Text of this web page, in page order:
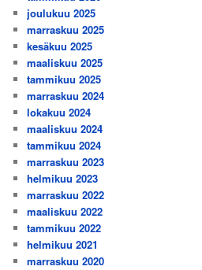
joulukuu 2025
marraskuu 2025
kesäkuu 2025
maaliskuu 2025
tammikuu 2025
marraskuu 2024
lokakuu 2024
maaliskuu 2024
tammikuu 2024
marraskuu 2023
helmikuu 2023
marraskuu 2022
maaliskuu 2022
tammikuu 2022
helmikuu 2021
marraskuu 2020